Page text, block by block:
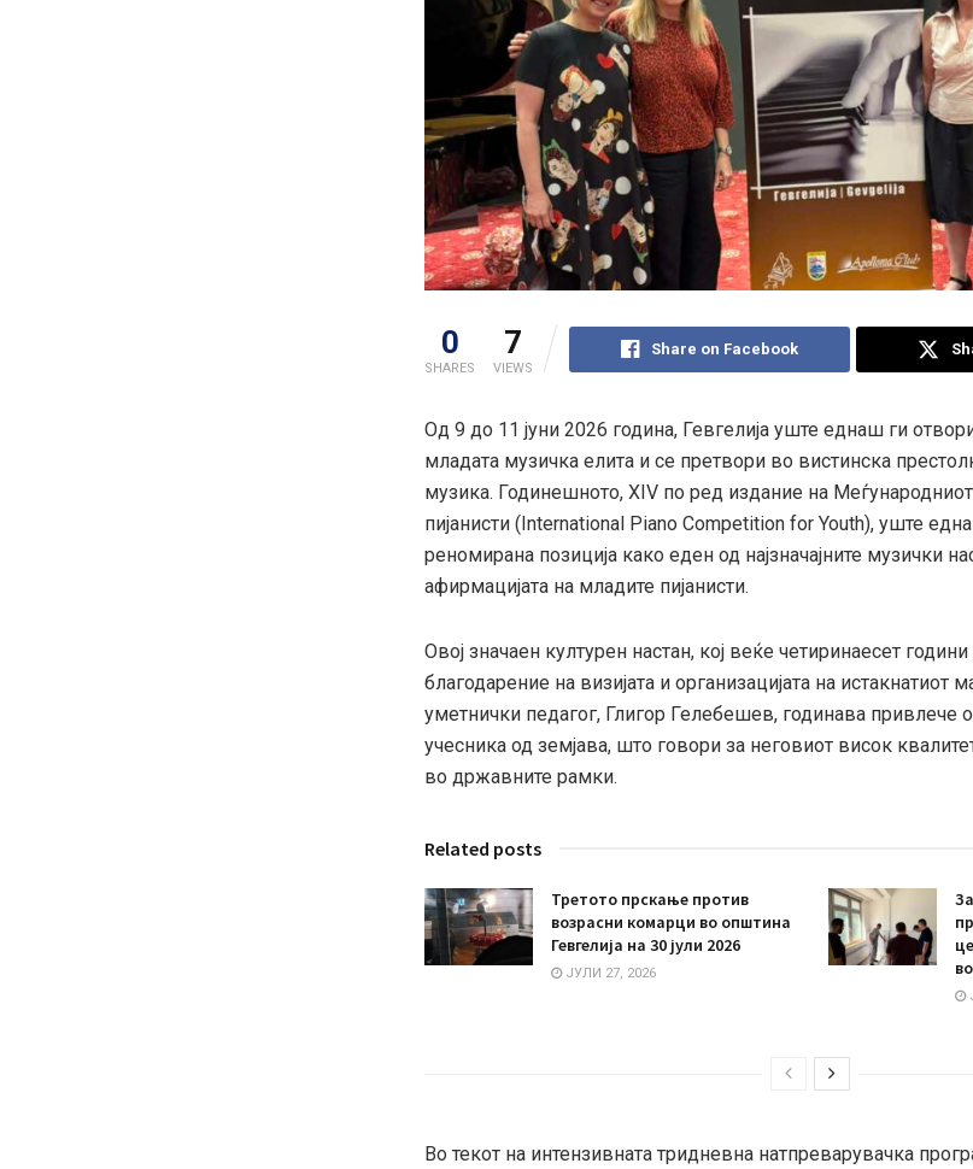
0
SHARES
7
VIEWS
Share on Facebook
Од 9 до 11 јуни 2026 година, Гевгелија уште еднаш ги
младата музичка елита и се претвори во вистинска
музика. Годинeшното, XIV по ред издание на
пијанисти (International Piano Competition for Youth), уште
реномирана позиција како еден од најзначајните музички
афирмацијата на младите пијанисти.
Овој значаен културен настан, кој веќе четиринаесет
благодарение на визијата и организацијата на истакнатиот
уметнички педагог, Глигор Гелебешев, годинава привлече
учесника од земјава, што говори за неговиот висок
во државните рамки.
Related posts
Третото прскање против
возрасни комарци во општина
Гевгелија на 30 јули 2026
ЈУЛИ 27, 2026
Во текот на интензивната тридневна натпреварувачка